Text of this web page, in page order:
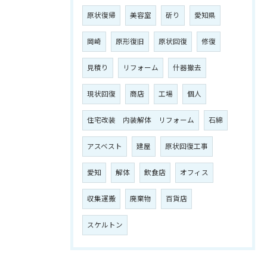
原状復帰 美容室 斫り 愛知県
岡崎 原形復旧 原状回復 修復
見積り リフォーム 什器撤去
現状回復 商店 工場 個人
住宅改装 内装解体 リフォーム 石綿
アスベスト 建屋 原状回復工事
愛知 解体 飲食店 オフィス
収集運搬 廃棄物 百貨店
スケルトン